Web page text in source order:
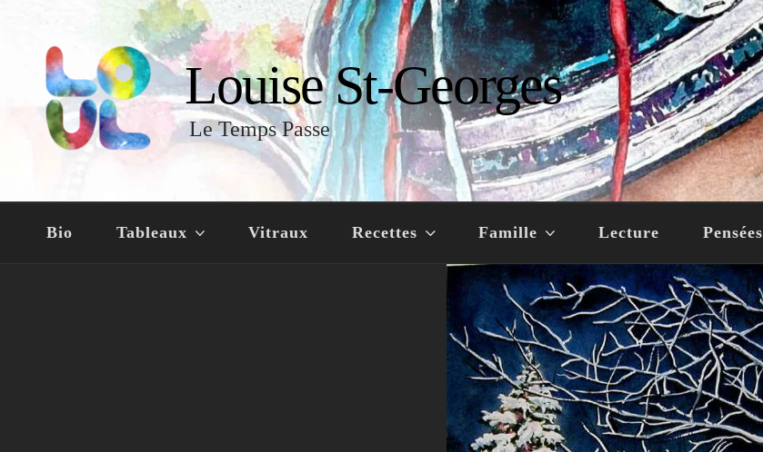
Louise St-Georges
Le Temps Passe
Bio Tableaux Vitraux Recettes Famille Lecture Pensées